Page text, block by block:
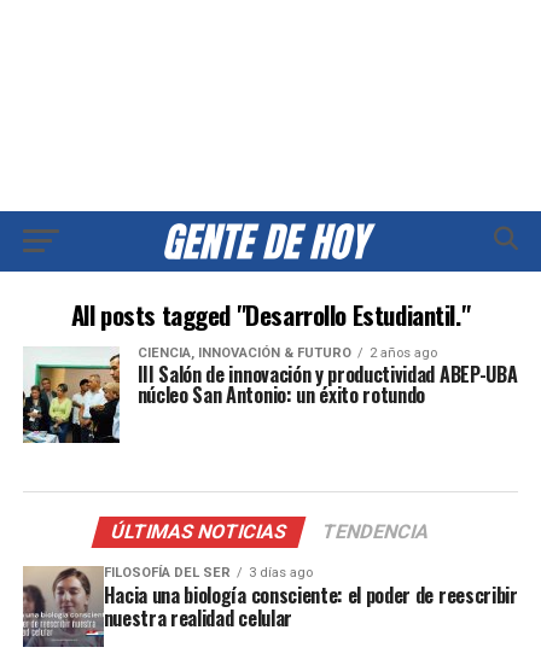
All posts tagged "Desarrollo Estudiantil."
CIENCIA, INNOVACIÓN & FUTURO 2 años ago
III Salón de innovación y productividad ABEP-UBA
núcleo San Antonio: un éxito rotundo
ÚLTIMAS NOTICIAS TENDENCIA
FILOSOFÍA DEL SER 3 días ago
Hacia una biología consciente: el poder de reescribir
nuestra realidad celular